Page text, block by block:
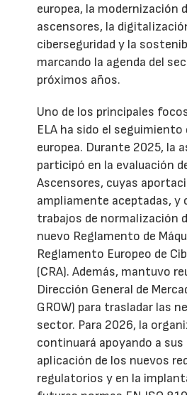
europea, la modernización
ascensores, la
ciberseguridad y la
marcando la agenda del
próximos años.
Uno de los principales
ELA ha sido el
europea. Durante 2025, la
participó en la evaluación
Ascensores, cuyas
ampliamente aceptadas, y
trabajos de normalización
nuevo Reglamento de
Reglamento Europeo de
(CRA). Además, mantuvo
Dirección General de
GROW) para trasladar las
sector. Para 2026, la
continuará apoyando a sus
aplicación de los nuevos
regulatorios y en la